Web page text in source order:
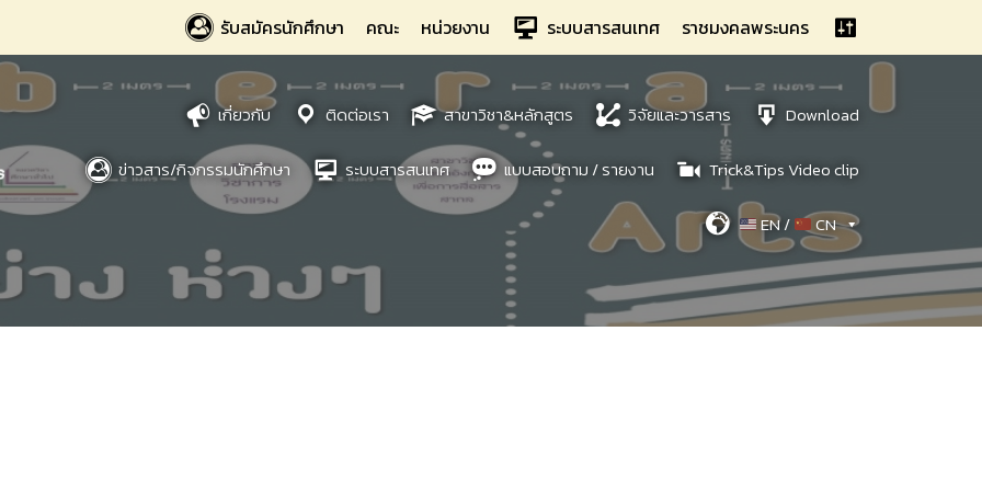
รับสมัครนักศึกษา คณะ หน่วยงาน ระบบสารสนเทศ ราชมงคลพระนคร
เกี่ยวกับ ติดต่อเรา สาขาวิชา&หลักสูตร วิจัยและวารสาร Download
ข่าวสาร/กิจกรรมนักศึกษา ระบบสารสนเทศ แบบสอบถาม / รายงาน Trick&Tips Video clip
EN / CN